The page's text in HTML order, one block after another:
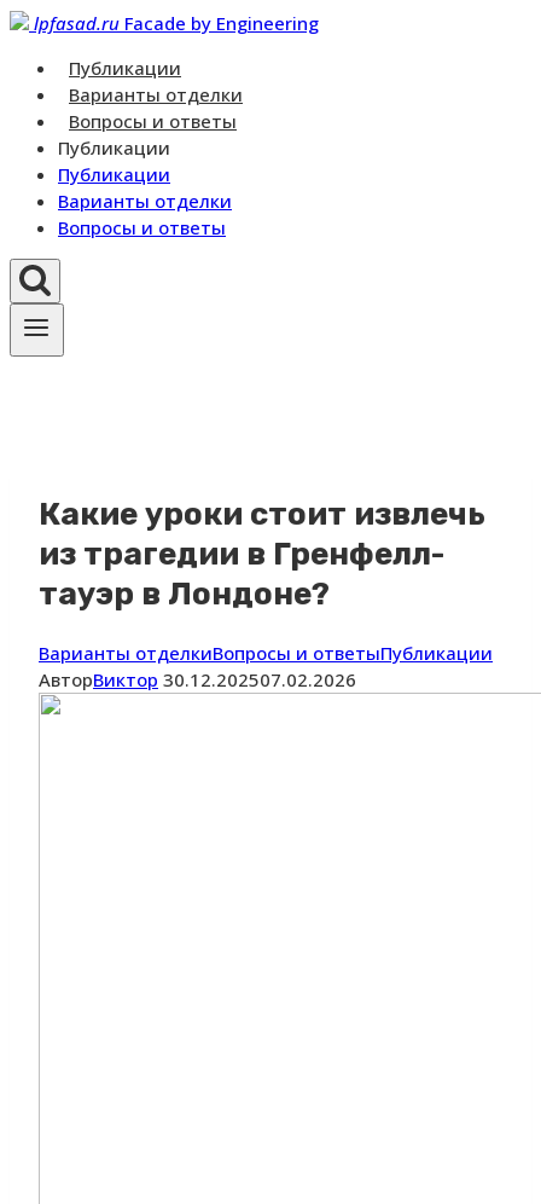
Перейти
контенту
lpfasad.ru Facade by Engineering
Публикации
Варианты отделки
Вопросы и ответы
Публикации
Публикации
Варианты отделки
Вопросы и ответы
Какие уроки стоит извлечь
из трагедии в Гренфелл-
тауэр в Лондоне?
Варианты отделкиВопросы и ответыПубликации
АвторВиктор 30.12.202507.02.2026